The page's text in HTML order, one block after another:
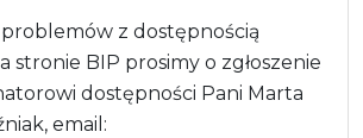
z dostępnością
BIP prosimy o zgłoszenie
dostępności Pani Marta
email: